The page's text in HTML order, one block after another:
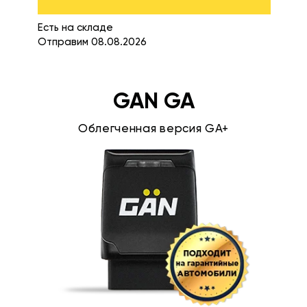
Есть на складе
Отправим 08.08.2026
GAN GA
Облегченная версия GA+